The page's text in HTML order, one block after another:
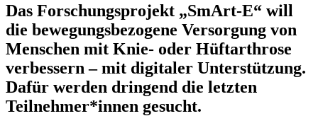
Das Forschungsprojekt „SmArt-E“ will
die bewegungsbezogene Versorgung von
Menschen mit Knie- oder Hüftarthrose
verbessern – mit digitaler Unterstützung.
Dafür werden dringend die letzten
Teilnehmer*innen gesucht.